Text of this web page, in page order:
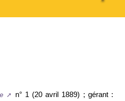
n° 1 (20 avril 1889) ; gérant :